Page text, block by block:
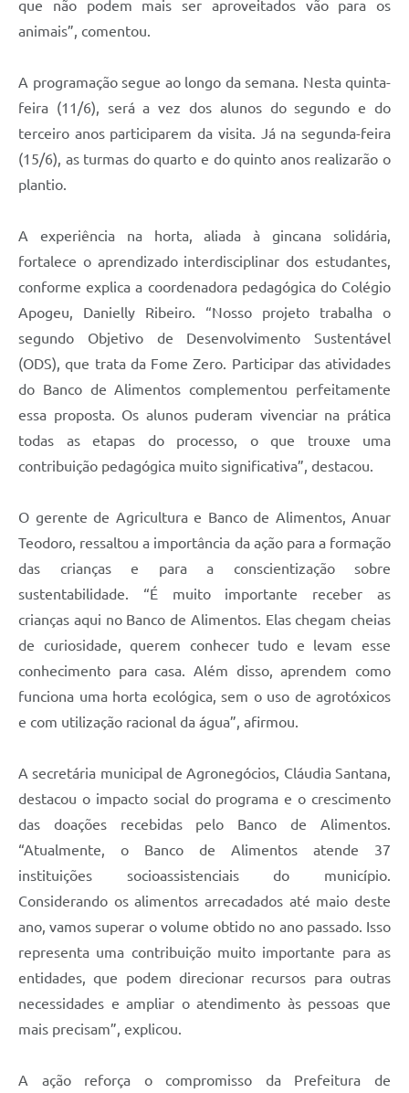
que não podem mais ser aproveitados vão para os
animais”, comentou.
A programação segue ao longo da semana. Nesta quinta-
feira (11/6), será a vez dos alunos do segundo e do
terceiro anos participarem da visita. Já na segunda-feira
(15/6), as turmas do quarto e do quinto anos realizarão o
plantio.
A experiência na horta, aliada à gincana solidária,
fortalece o aprendizado interdisciplinar dos estudantes,
conforme explica a coordenadora pedagógica do Colégio
Apogeu, Danielly Ribeiro. “Nosso projeto trabalha o
segundo Objetivo de Desenvolvimento Sustentável
(ODS), que trata da Fome Zero. Participar das atividades
do Banco de Alimentos complementou perfeitamente
essa proposta. Os alunos puderam vivenciar na prática
todas as etapas do processo, o que trouxe uma
contribuição pedagógica muito significativa”, destacou.
O gerente de Agricultura e Banco de Alimentos, Anuar
Teodoro, ressaltou a importância da ação para a formação
das crianças e para a conscientização sobre
sustentabilidade. “É muito importante receber as
crianças aqui no Banco de Alimentos. Elas chegam cheias
de curiosidade, querem conhecer tudo e levam esse
conhecimento para casa. Além disso, aprendem como
funciona uma horta ecológica, sem o uso de agrotóxicos
e com utilização racional da água”, afirmou.
A secretária municipal de Agronegócios, Cláudia Santana,
destacou o impacto social do programa e o crescimento
das doações recebidas pelo Banco de Alimentos.
“Atualmente, o Banco de Alimentos atende 37
instituições socioassistenciais do município.
Considerando os alimentos arrecadados até maio deste
ano, vamos superar o volume obtido no ano passado. Isso
representa uma contribuição muito importante para as
entidades, que podem direcionar recursos para outras
necessidades e ampliar o atendimento às pessoas que
mais precisam”, explicou.
A ação reforça o compromisso da Prefeitura de